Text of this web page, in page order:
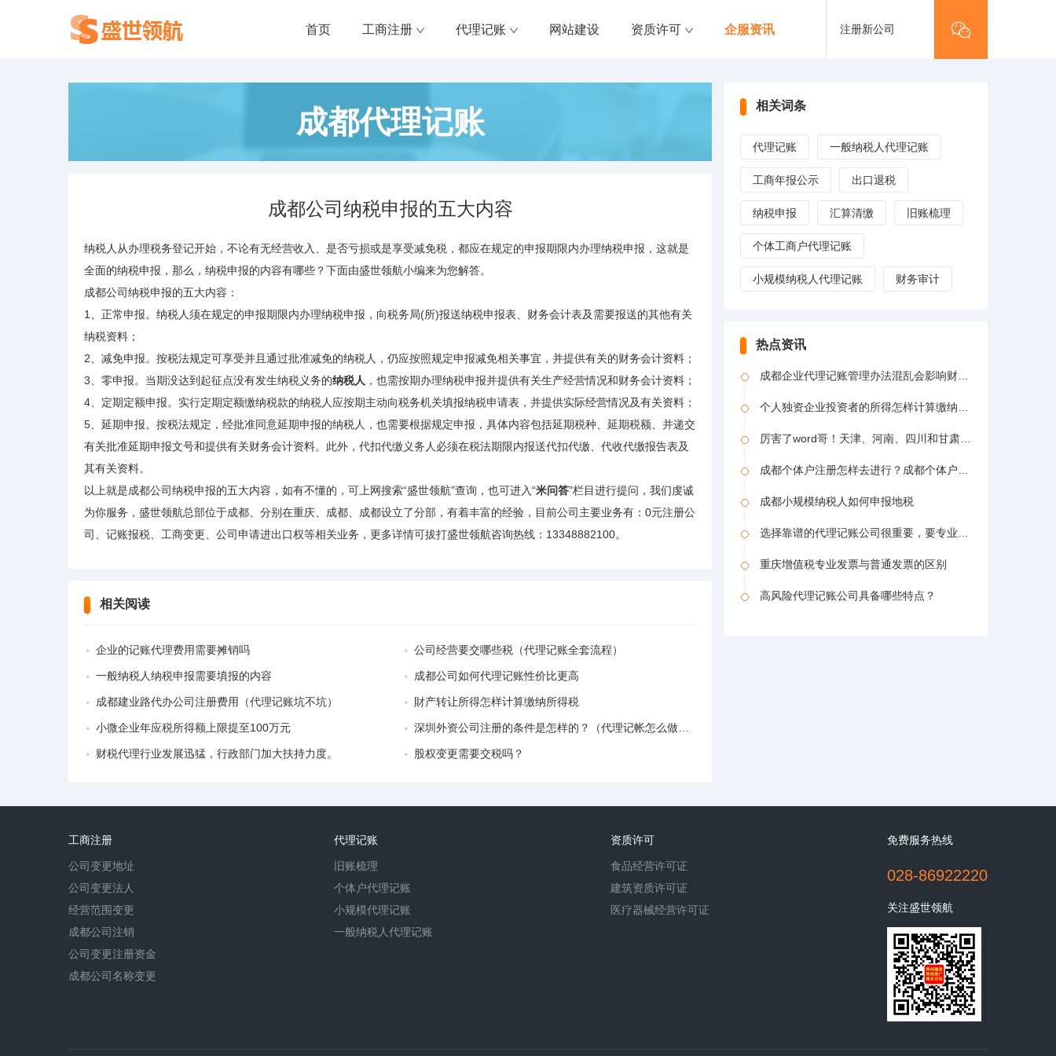
首页 工商注册 代理记账 网站建设 资质许可 企服资讯 注册新公司
成都代理记账
成都公司纳税申报的五大内容
纳税人从办理税务登记开始，不论有无经营收入、是否亏损或是享受减免税，都应在规定的申报期限内办理纳税申报，这就是
全面的纳税申报，那么，纳税申报的内容有哪些？下面由盛世领航小编来为您解答。
成都公司纳税申报的五大内容：
1、正常申报。纳税人须在规定的申报期限内办理纳税申报，向税务局(所)报送纳税申报表、财务会计表及需要报送的其他有关
纳税资料；
2、减免申报。按税法规定可享受并且通过批准减免的纳税人，仍应按照规定申报减免相关事宜，并提供有关的财务会计资料；
3、零申报。当期没达到起征点没有发生纳税义务的纳税人 ，也需按期办理纳税申报并提供有关生产经营情况和财务会计资料；
4、定期定额申报。实行定期定额缴纳税款的纳税人应按期主动向税务机关填报纳税申请表，并提供实际经营情况及有关资料；
5、延期申报。按税法规定，经批准同意延期申报的纳税人，也需要根据规定申报，具体内容包括延期税种、延期税额、并递交
有关批准延期申报文号和提供有关财务会计资料。此外，代扣代缴义务人必须在税法期限内报送代扣代缴、代收代缴报告表及
其有关资料。
以上就是成都公司纳税申报的五大内容，如有不懂的，可上网搜索“盛世领航”查询，也可进入“米问答”栏目进行提问，我们虔诚
为你服务，盛世领航总部位于成都、分别在重庆、成都、成都设立了分部，有着丰富的经验，目前公司主要业务有：0元注册公
司、记账报税、工商变更、公司申请进出口权等相关业务，更多详情可拔打盛世领航咨询热线：13348882100。
相关阅读
企业的记账代理费用需要摊销吗 公司经营要交哪些税（代理记账全套流程）
一般纳税人纳税申报需要填报的内容 成都公司如何代理记账性价比更高
成都建业路代办公司注册费用（代理记账坑不坑） 財产转让所得怎样计算缴纳所得税
小微企业年应税所得额上限提至100万元 深圳外资公司注册的条件是怎样的？（代理记帐怎么做分录）
财税代理行业发展迅猛，行政部门加大扶持力度。 股权变更需要交税吗？
相关词条
代理记账 一般纳税人代理记账
工商年报公示 出口退税
纳税申报 汇算清缴 旧账梳理
个体工商户代理记账
小规模纳税人代理记账 财务审计
热点资讯
成都企业代理记账管理办法混乱会影响财税服务吗
个人独资企业投资者的所得怎样计算缴纳所得税
厉害了word哥！天津、河南、四川和甘肃4省市办税进入“刷脸”时代
成都个体户注册怎样去进行？成都个体户注册如（代理记账漏报税索赔）
成都小规模纳税人如何申报地税
选择靠谱的代理记账公司很重要，要专业服务而不是便宜
重庆增值税专业发票与普通发票的区别
高风险代理记账公司具备哪些特点？
工商注册
公司变更地址
公司变更法人
经营范围变更
成都公司注销
公司变更注册资金
成都公司名称变更
代理记账
旧账梳理
个体户代理记账
小规模代理记账
一般纳税人代理记账
资质许可
食品经营许可证
建筑资质许可证
医疗器械经营许可证
免费服务热线
028-86922220
关注盛世领航